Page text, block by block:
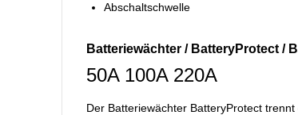
Abschaltschwelle
Batteriewächter / BatteryProtect /
50A 100A 220A
Der Batteriewächter BatteryProtect